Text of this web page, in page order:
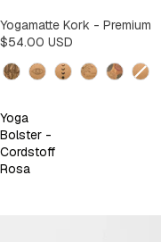
AUSVERKAUFT
Yogamatte Kork - Premium
$54.00 USD
Design
Yoga
Bolster -
Cordstoff
Rosa